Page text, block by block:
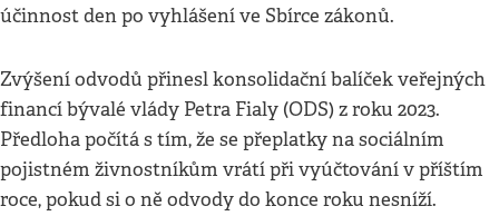
účinnost den po vyhlášení ve Sbírce zákonů.
Zvýšení odvodů přinesl konsolidační balíček veřejných
financí bývalé vlády Petra Fialy (ODS) z roku 2023.
Předloha počítá s tím, že se přeplatky na sociálním
pojistném živnostníkům vrátí při vyúčtování v příštím
roce, pokud si o ně odvody do konce roku nesníží.